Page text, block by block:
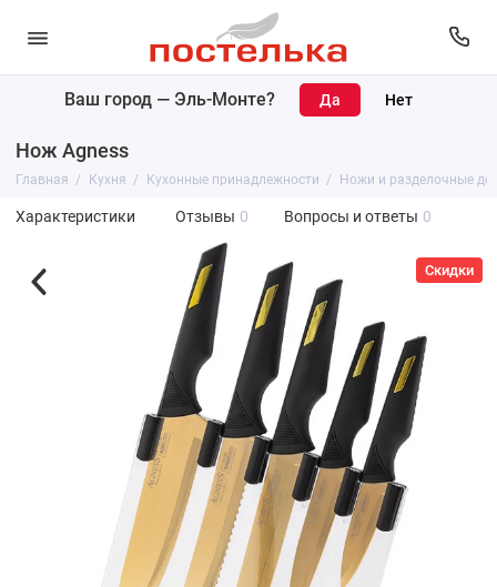
Ваш город — Эль-Монте?
Нож Agness
Главная Кухня Кухонные принадлежности Ножи и разделочные
Характеристики Отзывы 0 Вопросы и ответы 0
Скидки